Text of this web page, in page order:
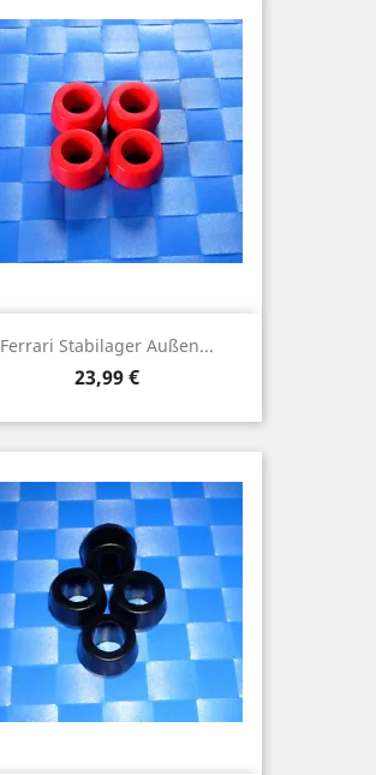
Ferrari Stabilager Außen...
Preis
23,99 €